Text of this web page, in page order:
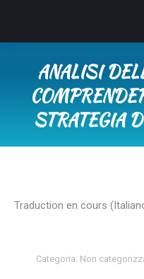
ANALISI
STRATEGIA
Traduction en cours
Categoria: Non